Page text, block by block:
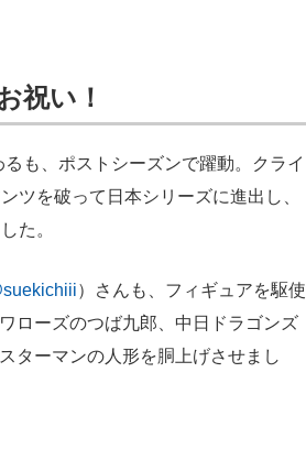
祝い！
も、ポストシーズンで躍動。クライ
ツを破って日本シリーズに進出し、
た。
）さんも、フィギュアを駆使
ローズのつば九郎、中日ドラゴンズ
ターマンの人形を胴上げさせまし